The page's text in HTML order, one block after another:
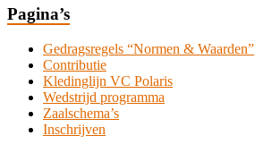
Pagina’s
Gedragsregels “Normen & Waarden”
Contributie
Kledinglijn VC Polaris
Wedstrijd programma
Zaalschema’s
Inschrijven